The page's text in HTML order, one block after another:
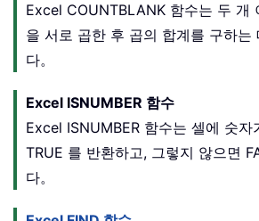
Excel COUNTBLANK 함수는 두 개
을 서로 곱한 후 곱의 합계를 구하는
다。
Excel ISNUMBER 함수
Excel ISNUMBER 함수는 셀에 숫자
TRUE 를 반환하고, 그렇지 않으면
다。